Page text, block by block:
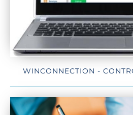
WINCONNECTION -